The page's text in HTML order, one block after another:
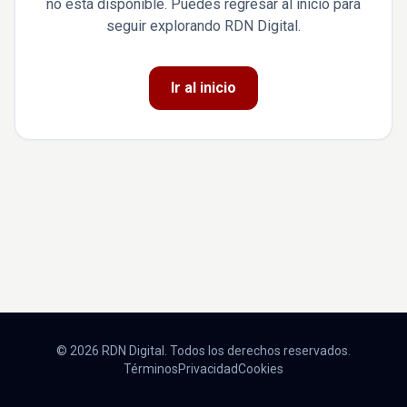
no está disponible. Puedes regresar al inicio para
seguir explorando RDN Digital.
Ir al inicio
© 2026 RDN Digital. Todos los derechos reservados.
TérminosPrivacidadCookies